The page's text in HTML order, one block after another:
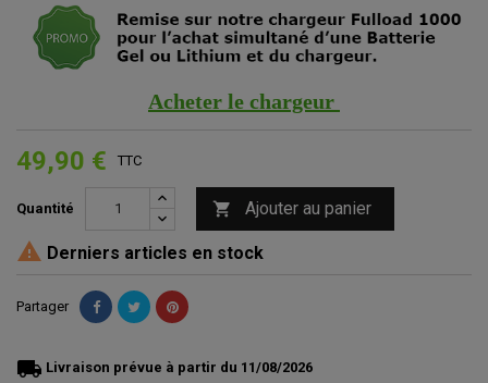
Acheter le chargeur
49,90 € TTC
Quantité  Ajouter au panier
 Derniers articles en stock
Partager
local_shipping Livraison prévue à partir du 11/08/2026